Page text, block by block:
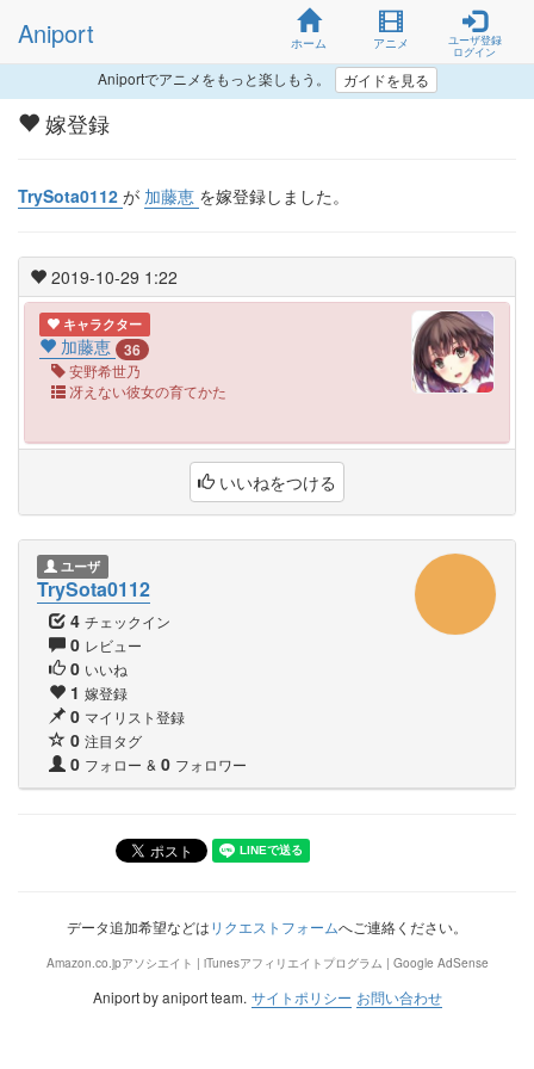
Aniport ホーム アニメ
ユーザ登録
ログイン
Aniportでアニメをもっと楽しもう。 ガイドを見る
嫁登録
TrySota0112 が 加藤恵 を嫁登録しました。
2019-10-29 1:22
キャラクター
加藤恵 36
安野希世乃
冴えない彼女の育てかた
いいねをつける
ユーザ
TrySota0112
4 チェックイン
0 レビュー
0 いいね
1 嫁登録
0 マイリスト登録
0 注目タグ
0 フォロー & 0 フォロワー
データ追加希望などはリクエストフォームへご連絡ください。
Amazon.co.jpアソシエイト | iTunesアフィリエイトプログラム | Google AdSense
Aniport by aniport team. サイトポリシー お問い合わせ